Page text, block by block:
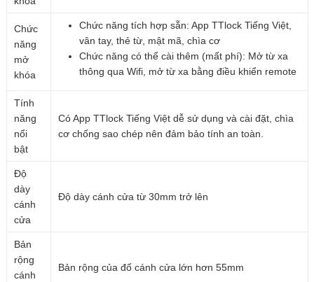
Chức
năng
mở
khóa
Chức năng tích hợp sẵn: App TTlock Tiếng Việt,
vân tay, thẻ từ, mật mã, chìa cơ
Chức năng có thể cài thêm (mất phí): Mở từ xa
thông qua Wifi, mở từ xa bằng điều khiển remote
Tính
năng
nổi
bật
Có App TTlock Tiếng Việt dễ sử dụng và cài đặt, chìa
cơ chống sao chép nên đảm bảo tính an toàn.
Độ
dày
cánh
cửa
Độ dày cánh cửa từ 30mm trở lên
Bản
rộng
cánh
Bản rộng của đố cánh cửa lớn hơn 55mm